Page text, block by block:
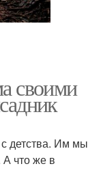
своими
детства. Им мы
что же в